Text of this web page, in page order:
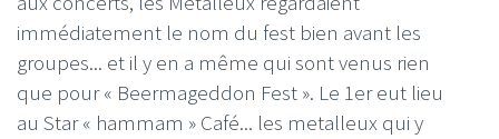
immédiatement le nom du fest bien avant les
groupes... et il y en a même qui sont venus rien
que pour « Beermageddon Fest ». Le 1er eut lieu
au Star « hammam » Café... les metalleux qui y